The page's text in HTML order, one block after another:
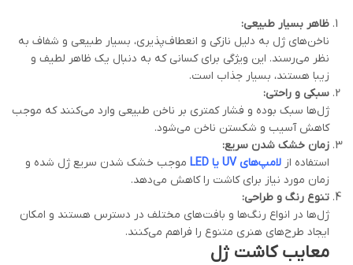
ظاهر بسیار طبیعی:
ناخن‌های ژل به دلیل نازکی و انعطاف‌پذیری، بسیار طبیعی و شفاف به
نظر می‌رسند. این ویژگی برای کسانی که به دنبال یک ظاهر لطیف و
زیبا هستند، بسیار جذاب است.
سبکی و راحتی:
ژل‌ها سبک بوده و فشار کمتری بر ناخن طبیعی وارد می‌کنند که موجب
کاهش آسیب و شکستن ناخن می‌شود.
زمان خشک شدن سریع:
استفاده از لامپ‌های UV یا LED
موجب خشک شدن سریع ژل شده و
زمان مورد نیاز برای کاشت را کاهش می‌دهد.
تنوع رنگ و طراحی:
ژل‌ها در انواع رنگ‌ها و بافت‌های مختلف در دسترس هستند و امکان
ایجاد طرح‌های هنری متنوع را فراهم می‌کنند.
معایب کاشت ژل